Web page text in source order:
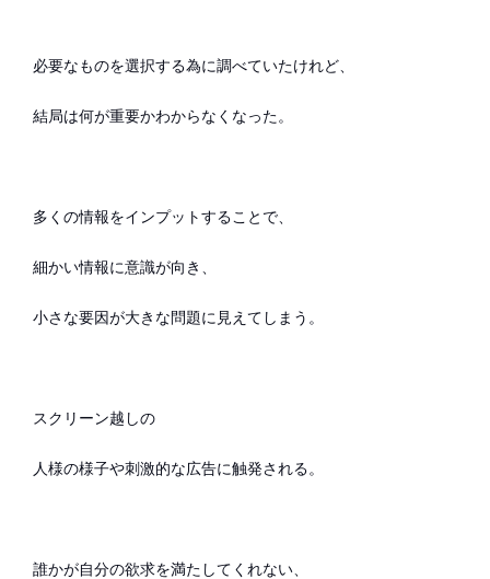
必要なものを選択する為に調べていたけれど、
結局は何が重要かわからなくなった。
多くの情報をインプットすることで、
細かい情報に意識が向き、
小さな要因が大きな問題に見えてしまう。
スクリーン越しの
人様の様子や刺激的な広告に触発される。
誰かが自分の欲求を満たしてくれない、